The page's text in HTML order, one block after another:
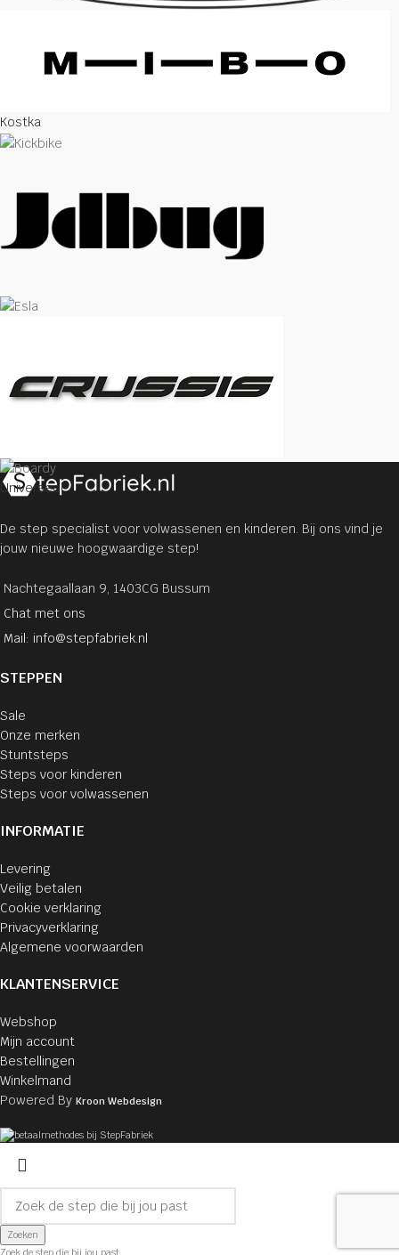
Kostka
Universeel
De step specialist voor volwassenen en kinderen. Bij ons vind je
jouw nieuwe hoogwaardige step!
Nachtegaallaan 9, 1403CG Bussum
Chat met ons
Mail: info@stepfabriek.nl
STEPPEN
Sale
Onze merken
Stuntsteps
Steps voor kinderen
Steps voor volwassenen
INFORMATIE
Levering
Veilig betalen
Cookie verklaring
Privacyverklaring
Algemene voorwaarden
KLANTENSERVICE
Webshop
Mijn account
Bestellingen
Winkelmand
Powered By Kroon Webdesign
Zoeken